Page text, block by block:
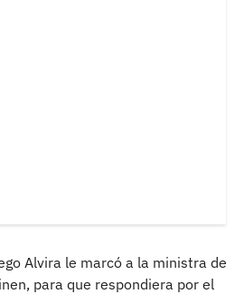
Alvira le marcó a la ministra de
para que respondiera por el